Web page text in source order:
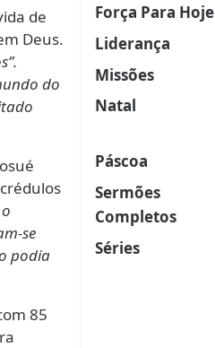
de
Deus.
do
se
podia
85
Força Para Hoje
Liderança
Missões
Natal
Páscoa
Sermões
Completos
Séries